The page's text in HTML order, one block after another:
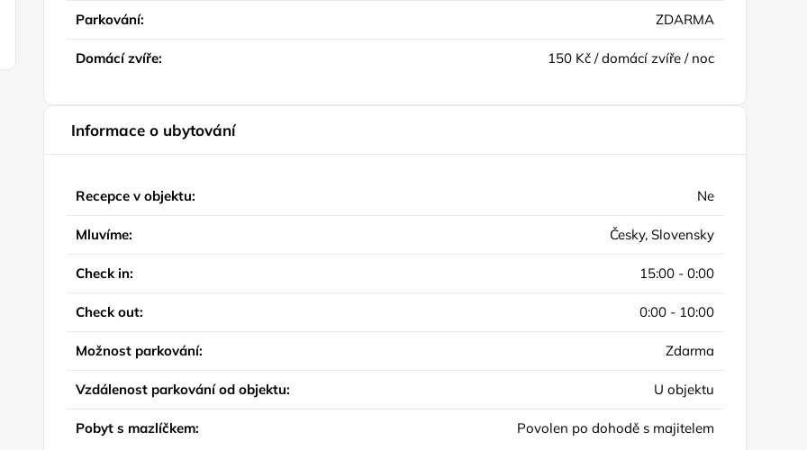
Parkování: ZDARMA
Domácí zvíře: 150 Kč / domácí zvíře / noc
Informace o ubytování
Recepce v objektu: Ne
Mluvíme: Česky, Slovensky
Check in: 15:00 - 0:00
Check out: 0:00 - 10:00
Možnost parkování: Zdarma
Vzdálenost parkování od objektu: U objektu
Pobyt s mazlíčkem: Povolen po dohodě s majitelem